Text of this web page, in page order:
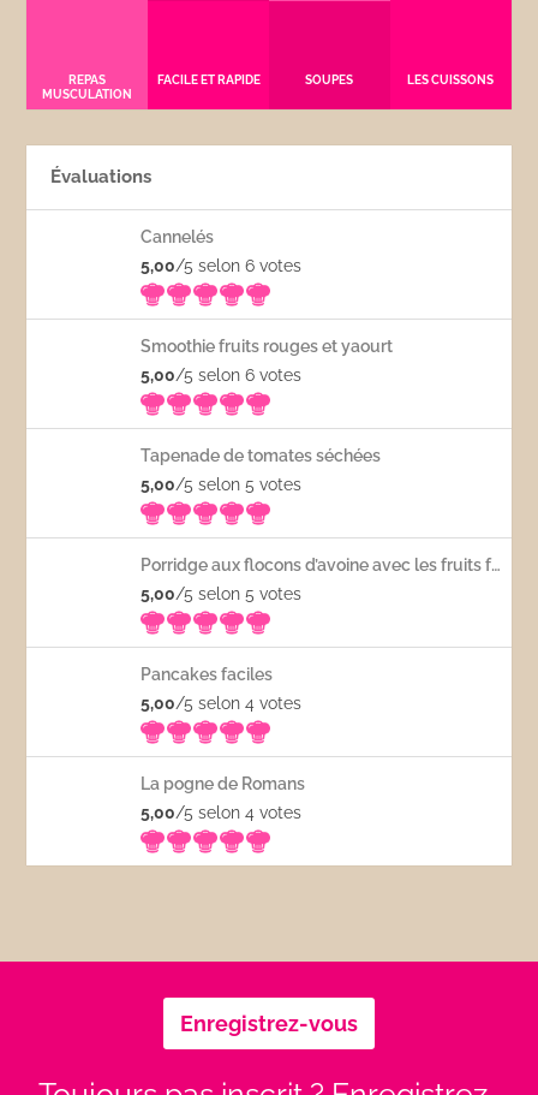
REPAS
MUSCULATION
FACILE ET RAPIDE SOUPES LES CUISSONS
Évaluations
Cannelés
5,00/5 selon 6votes
Smoothie fruits rouges et yaourt
5,00/5 selon 6votes
Tapenade de tomates séchées
5,00/5 selon 5votes
Porridge aux flocons d’avoine avec les fruits frais
5,00/5 selon 5votes
Pancakes faciles
5,00/5 selon 4votes
La pogne de Romans
5,00/5 selon 4votes
Enregistrez-vous